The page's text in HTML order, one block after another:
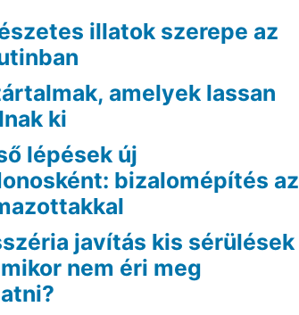
illatok szerepe az
amelyek lassan
ki
lépések új
bizalomépítés az
javítás kis sérülések
nem éri meg